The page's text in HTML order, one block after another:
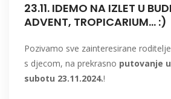
23.11. IDEMO NA IZLET U
ADVENT, TROPICARIUM... :)
Pozivamo sve zainteresirane
s djecom, na prekrasno putovanje
subotu 23.11.2024.!